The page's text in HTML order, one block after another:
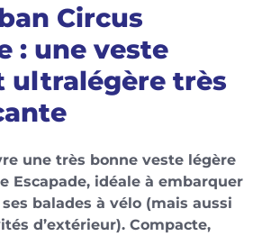
Circus
: une veste
ultralégère très
une très bonne veste légère
Escapade, idéale à embarquer
balades à vélo (mais aussi
d’extérieur). Compacte,